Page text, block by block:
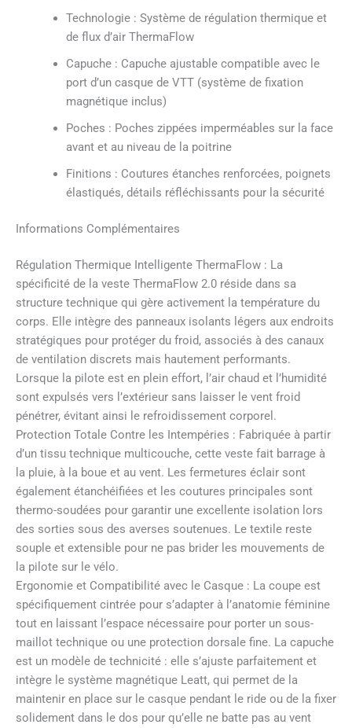
Technologie : Système de régulation thermique et
de flux d’air ThermaFlow
Capuche : Capuche ajustable compatible avec le
port d’un casque de VTT (système de fixation
magnétique inclus)
Poches : Poches zippées imperméables sur la face
avant et au niveau de la poitrine
Finitions : Coutures étanches renforcées, poignets
élastiqués, détails réfléchissants pour la sécurité
Informations Complémentaires
Régulation Thermique Intelligente ThermaFlow : La
spécificité de la veste ThermaFlow 2.0 réside dans sa
structure technique qui gère activement la température du
corps. Elle intègre des panneaux isolants légers aux endroits
stratégiques pour protéger du froid, associés à des canaux
de ventilation discrets mais hautement performants.
Lorsque la pilote est en plein effort, l’air chaud et l’humidité
sont expulsés vers l’extérieur sans laisser le vent froid
pénétrer, évitant ainsi le refroidissement corporel.
Protection Totale Contre les Intempéries : Fabriquée à partir
d’un tissu technique multicouche, cette veste fait barrage à
la pluie, à la boue et au vent. Les fermetures éclair sont
également étanchéifiées et les coutures principales sont
thermo-soudées pour garantir une excellente isolation lors
des sorties sous des averses soutenues. Le textile reste
souple et extensible pour ne pas brider les mouvements de
la pilote sur le vélo.
Ergonomie et Compatibilité avec le Casque : La coupe est
spécifiquement cintrée pour s’adapter à l’anatomie féminine
tout en laissant l’espace nécessaire pour porter un sous-
maillot technique ou une protection dorsale fine. La capuche
est un modèle de technicité : elle s’ajuste parfaitement et
intègre le système magnétique Leatt, qui permet de la
maintenir en place sur le casque pendant le ride ou de la fixer
solidement dans le dos pour qu’elle ne batte pas au vent